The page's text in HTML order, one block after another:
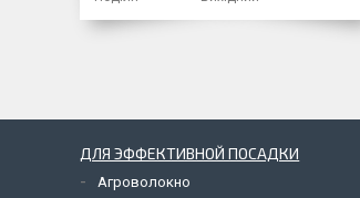
ДЛЯ ЭФФЕКТИВНОЙ ПОСАДКИ
Агроволокно